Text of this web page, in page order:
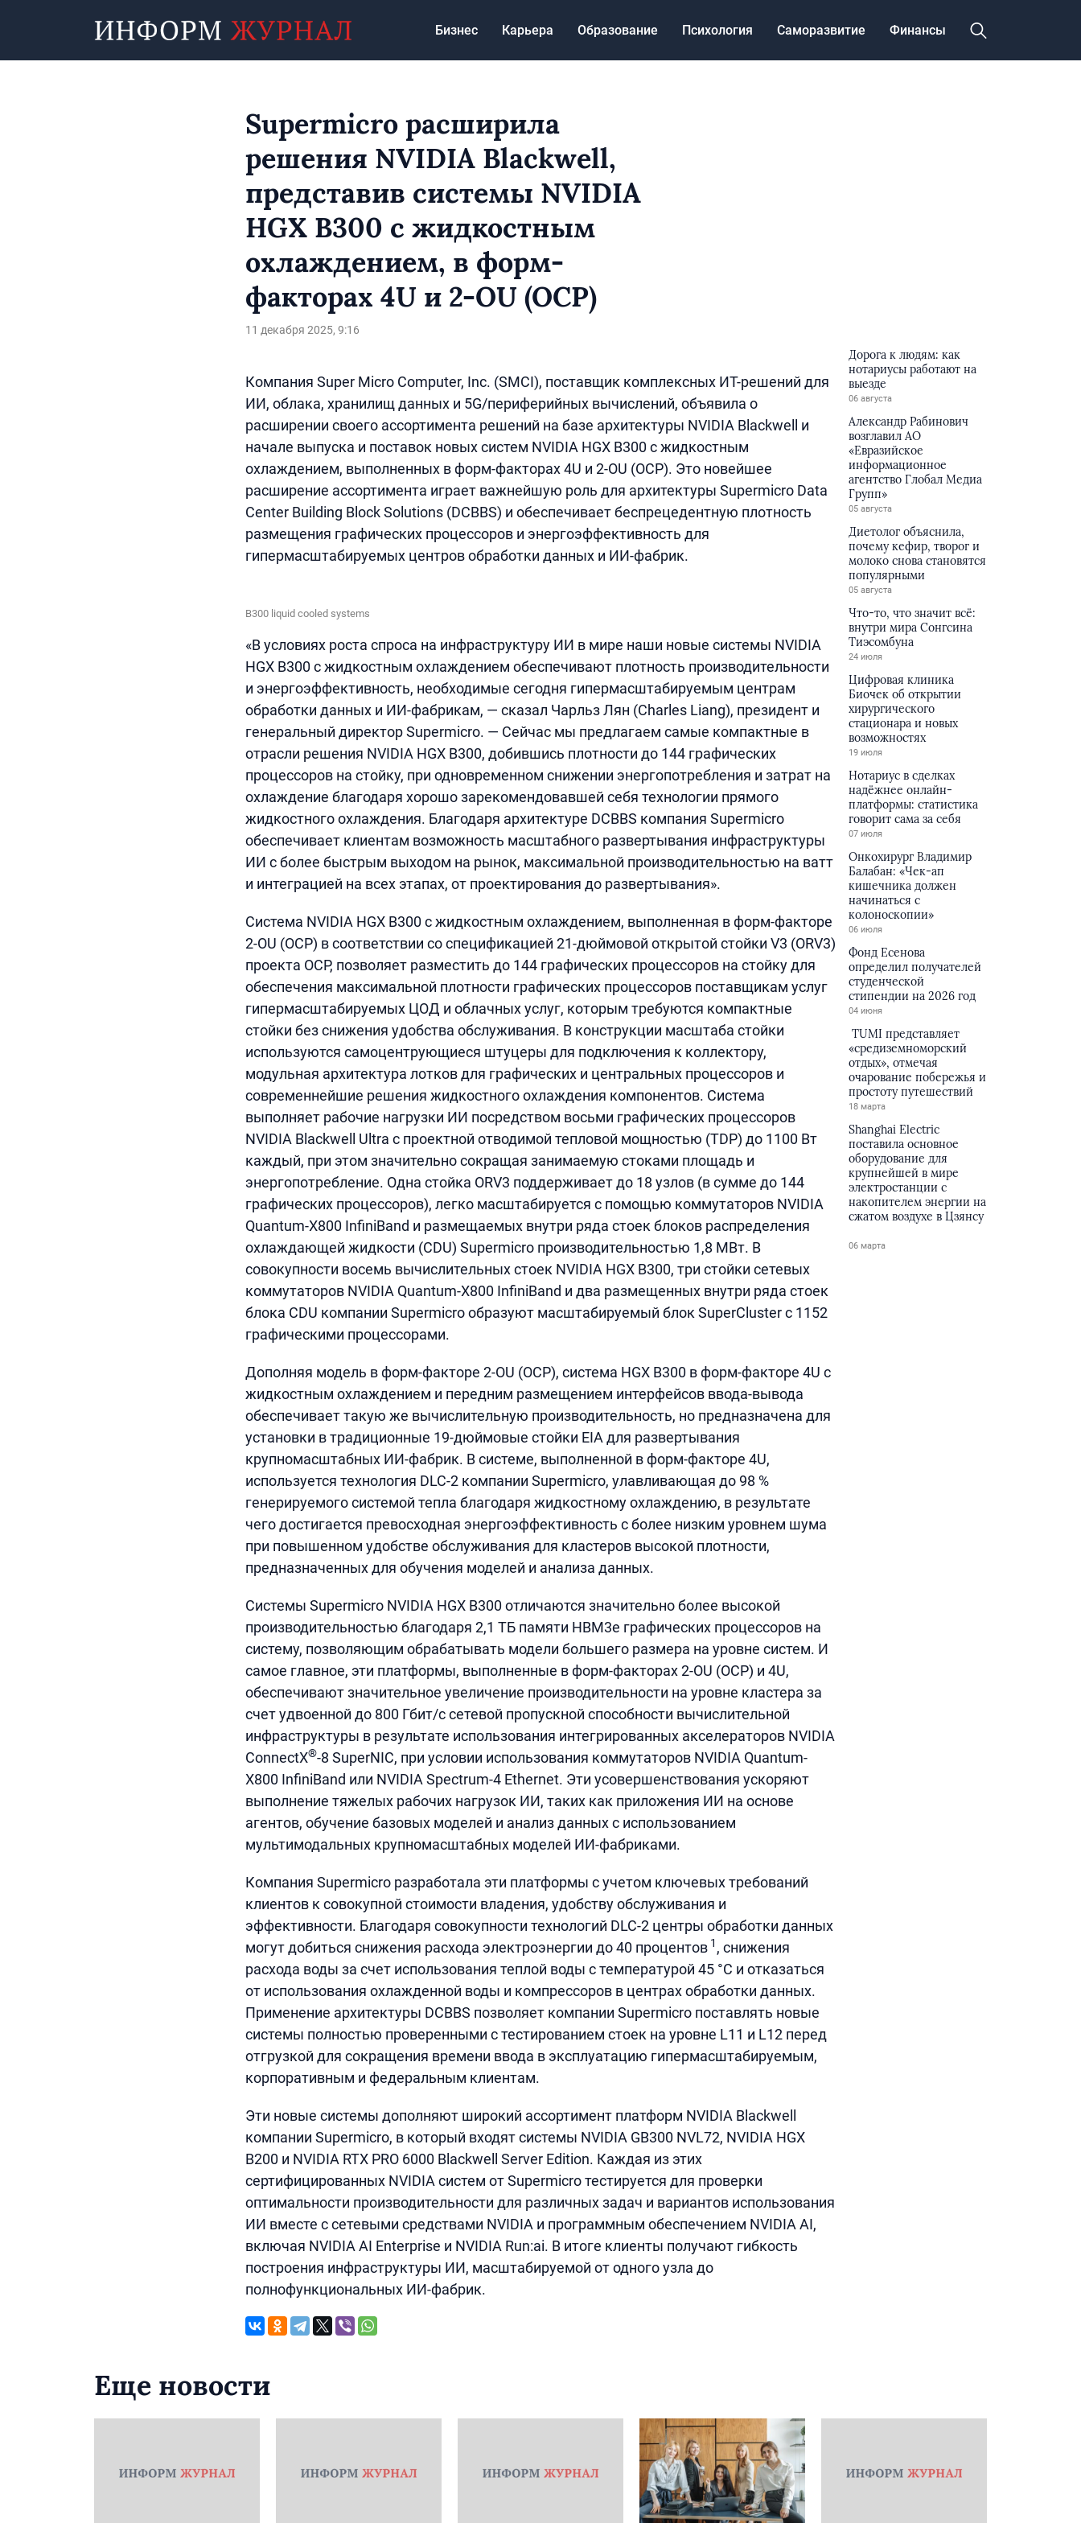
Бизнес Карьера Образование Психология Саморазвитие Финансы
Supermicro расширила
решения NVIDIA Blackwell,
представив системы NVIDIA
HGX B300 с жидкостным
охлаждением, в форм-
факторах 4U и 2-OU (OCP)
11 декабря 2025, 9:16
Компания Super Micro Computer, Inc. (SMCI), поставщик комплексных ИТ-решений для
ИИ, облака, хранилищ данных и 5G/периферийных вычислений, объявила о
расширении своего ассортимента решений на базе архитектуры NVIDIA Blackwell и
начале выпуска и поставок новых систем NVIDIA HGX B300 с жидкостным
охлаждением, выполненных в форм-факторах 4U и 2-OU (OCP). Это новейшее
расширение ассортимента играет важнейшую роль для архитектуры Supermicro Data
Center Building Block Solutions (DCBBS) и обеспечивает беспрецедентную плотность
размещения графических процессоров и энергоэффективность для
гипермасштабируемых центров обработки данных и ИИ-фабрик.
B300 liquid cooled systems
«В условиях роста спроса на инфраструктуру ИИ в мире наши новые системы NVIDIA
HGX B300 с жидкостным охлаждением обеспечивают плотность производительности
и энергоэффективность, необходимые сегодня гипермасштабируемым центрам
обработки данных и ИИ-фабрикам, — сказал Чарльз Лян (Charles Liang), президент и
генеральный директор Supermicro. — Сейчас мы предлагаем самые компактные в
отрасли решения NVIDIA HGX B300, добившись плотности до 144 графических
процессоров на стойку, при одновременном снижении энергопотребления и затрат на
охлаждение благодаря хорошо зарекомендовавшей себя технологии прямого
жидкостного охлаждения. Благодаря архитектуре DCBBS компания Supermicro
обеспечивает клиентам возможность масштабного развертывания инфраструктуры
ИИ с более быстрым выходом на рынок, максимальной производительностью на ватт
и интеграцией на всех этапах, от проектирования до развертывания».
Система NVIDIA HGX B300 с жидкостным охлаждением, выполненная в форм-факторе
2-OU (OCP) в соответствии со спецификацией 21-дюймовой открытой стойки V3 (ORV3)
проекта OCP, позволяет разместить до 144 графических процессоров на стойку для
обеспечения максимальной плотности графических процессоров поставщикам услуг
гипермасштабируемых ЦОД и облачных услуг, которым требуются компактные
стойки без снижения удобства обслуживания. В конструкции масштаба стойки
используются самоцентрующиеся штуцеры для подключения к коллектору,
модульная архитектура лотков для графических и центральных процессоров и
современнейшие решения жидкостного охлаждения компонентов. Система
выполняет рабочие нагрузки ИИ посредством восьми графических процессоров
NVIDIA Blackwell Ultra с проектной отводимой тепловой мощностью (TDP) до 1100 Вт
каждый, при этом значительно сокращая занимаемую стоками площадь и
энергопотребление. Одна стойка ORV3 поддерживает до 18 узлов (в сумме до 144
графических процессоров), легко масштабируется с помощью коммутаторов NVIDIA
Quantum-X800 InfiniBand и размещаемых внутри ряда стоек блоков распределения
охлаждающей жидкости (CDU) Supermicro производительностью 1,8 МВт. В
совокупности восемь вычислительных стоек NVIDIA HGX B300, три стойки сетевых
коммутаторов NVIDIA Quantum-X800 InfiniBand и два размещенных внутри ряда стоек
блока CDU компании Supermicro образуют масштабируемый блок SuperCluster с 1152
графическими процессорами.
Дополняя модель в форм-факторе 2-OU (OCP), система HGX B300 в форм-факторе 4U с
жидкостным охлаждением и передним размещением интерфейсов ввода-вывода
обеспечивает такую же вычислительную производительность, но предназначена для
установки в традиционные 19-дюймовые стойки EIA для развертывания
крупномасштабных ИИ-фабрик. В системе, выполненной в форм-факторе 4U,
используется технология DLC-2 компании Supermicro, улавливающая до 98 %
генерируемого системой тепла благодаря жидкостному охлаждению, в результате
чего достигается превосходная энергоэффективность с более низким уровнем шума
при повышенном удобстве обслуживания для кластеров высокой плотности,
предназначенных для обучения моделей и анализа данных.
Системы Supermicro NVIDIA HGX B300 отличаются значительно более высокой
производительностью благодаря 2,1 ТБ памяти HBM3e графических процессоров на
систему, позволяющим обрабатывать модели большего размера на уровне систем. И
самое главное, эти платформы, выполненные в форм-факторах 2-OU (OCP) и 4U,
обеспечивают значительное увеличение производительности на уровне кластера за
счет удвоенной до 800 Гбит/с сетевой пропускной способности вычислительной
инфраструктуры в результате использования интегрированных акселераторов NVIDIA
ConnectX®-8 SuperNIC, при условии использования коммутаторов NVIDIA Quantum-
X800 InfiniBand или NVIDIA Spectrum-4 Ethernet. Эти усовершенствования ускоряют
выполнение тяжелых рабочих нагрузок ИИ, таких как приложения ИИ на основе
агентов, обучение базовых моделей и анализ данных с использованием
мультимодальных крупномасштабных моделей ИИ-фабриками.
Компания Supermicro разработала эти платформы с учетом ключевых требований
клиентов к совокупной стоимости владения, удобству обслуживания и
эффективности. Благодаря совокупности технологий DLC-2 центры обработки данных
могут добиться снижения расхода электроэнергии до 40 процентов 1 , снижения
расхода воды за счет использования теплой воды с температурой 45 °C и отказаться
от использования охлажденной воды и компрессоров в центрах обработки данных.
Применение архитектуры DCBBS позволяет компании Supermicro поставлять новые
системы полностью проверенными с тестированием стоек на уровне L11 и L12 перед
отгрузкой для сокращения времени ввода в эксплуатацию гипермасштабируемым,
корпоративным и федеральным клиентам.
Эти новые системы дополняют широкий ассортимент платформ NVIDIA Blackwell
компании Supermicro, в который входят системы NVIDIA GB300 NVL72, NVIDIA HGX
B200 и NVIDIA RTX PRO 6000 Blackwell Server Edition. Каждая из этих
сертифицированных NVIDIA систем от Supermicro тестируется для проверки
оптимальности производительности для различных задач и вариантов использования
ИИ вместе с сетевыми средствами NVIDIA и программным обеспечением NVIDIA AI,
включая NVIDIA AI Enterprise и NVIDIA Run:ai. В итоге клиенты получают гибкость
построения инфраструктуры ИИ, масштабируемой от одного узла до
полнофункциональных ИИ-фабрик.
Дорога к людям: как
нотариусы работают на
выезде
06 августа
Александр Рабинович
возглавил АО
«Евразийское
информационное
агентство Глобал Медиа
Групп»
05 августа
Диетолог объяснила,
почему кефир, творог и
молоко снова становятся
популярными
05 августа
Что-то, что значит всё:
внутри мира Сонгсина
Тиэсомбуна
24 июля
Цифровая клиника
Биочек об открытии
хирургического
стационара и новых
возможностях
19 июля
Нотариус в сделках
надёжнее онлайн-
платформы: статистика
говорит сама за себя
07 июля
Онкохирург Владимир
Балабан: «Чек-ап
кишечника должен
начинаться с
колоноскопии»
06 июля
Фонд Есенова
определил получателей
студенческой
стипендии на 2026 год
04 июня
TUMI представляет
«средиземноморский
отдых», отмечая
очарование побережья и
простоту путешествий
18 марта
Shanghai Electric
поставила основное
оборудование для
крупнейшей в мире
электростанции с
накопителем энергии на
сжатом воздухе в Цзянсу
06 марта
Еще новости